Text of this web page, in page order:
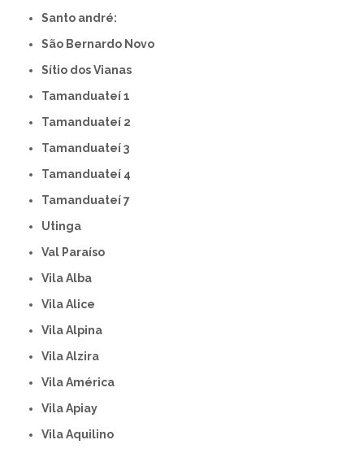
Santo andré:
São Bernardo Novo
Sítio dos Vianas
Tamanduateí 1
Tamanduateí 2
Tamanduateí 3
Tamanduateí 4
Tamanduateí 7
Utinga
Val Paraíso
Vila Alba
Vila Alice
Vila Alpina
Vila Alzira
Vila América
Vila Apiay
Vila Aquilino